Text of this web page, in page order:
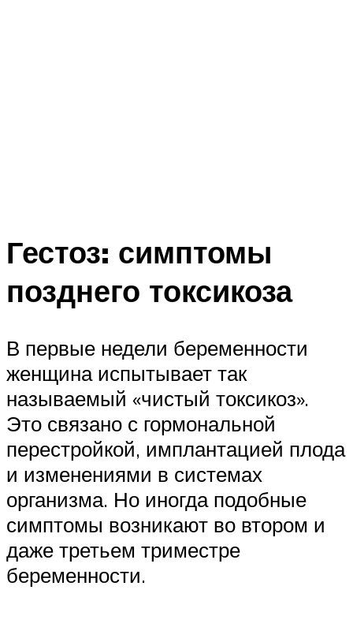
Гестоз: симптомы
позднего токсикоза
В первые недели беременности
женщина испытывает так
называемый «чистый токсикоз».
Это связано с гормональной
перестройкой, имплантацией плода
и изменениями в системах
организма. Но иногда подобные
симптомы возникают во втором и
даже третьем триместре
беременности.